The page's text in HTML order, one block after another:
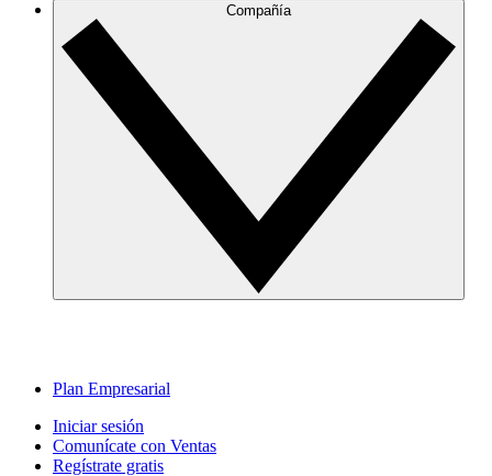
Compañía
Plan Empresarial
Iniciar sesión
Comunícate con Ventas
Regístrate gratis